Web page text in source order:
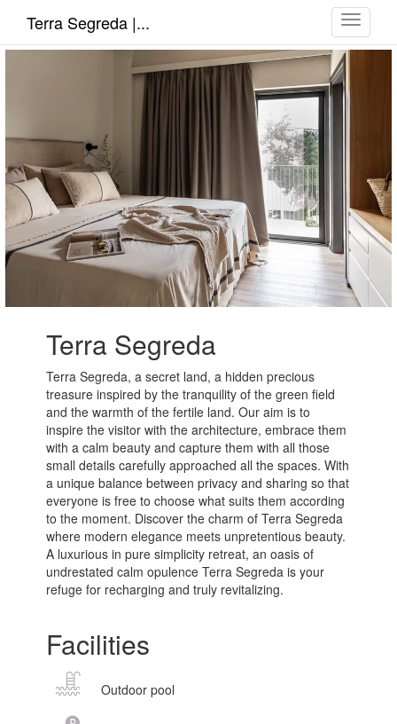
Toggle
Terra Segreda |...
Terra Segreda
Terra Segreda, a secret land, a hidden precious
treasure inspired by the tranquility of the green field
and the warmth of the fertile land. Our aim is to
inspire the visitor with the architecture, embrace them
with a calm beauty and capture them with all those
small details carefully approached all the spaces. With
a unique balance between privacy and sharing so that
everyone is free to choose what suits them according
to the moment. Discover the charm of Terra Segreda
where modern elegance meets unpretentious beauty.
A luxurious in pure simplicity retreat, an oasis of
undrestated calm opulence Terra Segreda is your
refuge for recharging and truly revitalizing.
Facilities
Outdoor pool